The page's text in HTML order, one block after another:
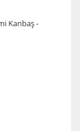
Kanbaş -